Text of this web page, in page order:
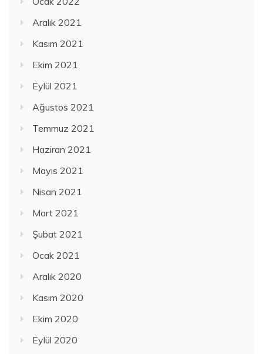
Aralık 2021
Kasım 2021
Ekim 2021
Eylül 2021
Ağustos 2021
Temmuz 2021
Haziran 2021
Mayıs 2021
Nisan 2021
Mart 2021
Şubat 2021
Ocak 2021
Aralık 2020
Kasım 2020
Ekim 2020
Eylül 2020